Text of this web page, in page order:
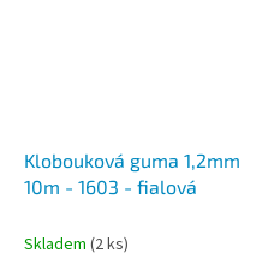
Klobouková guma 1,2mm
10m - 1603 - fialová
Skladem (2 ks)